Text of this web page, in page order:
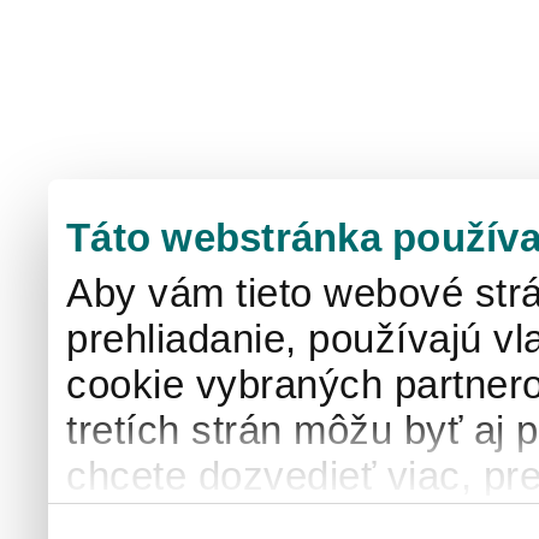
Táto webstránka
Aby vám tieto webové
prehliadanie, používajú
cookie vybraných
tretích strán môžu byť aj
chcete dozvedieť viac,